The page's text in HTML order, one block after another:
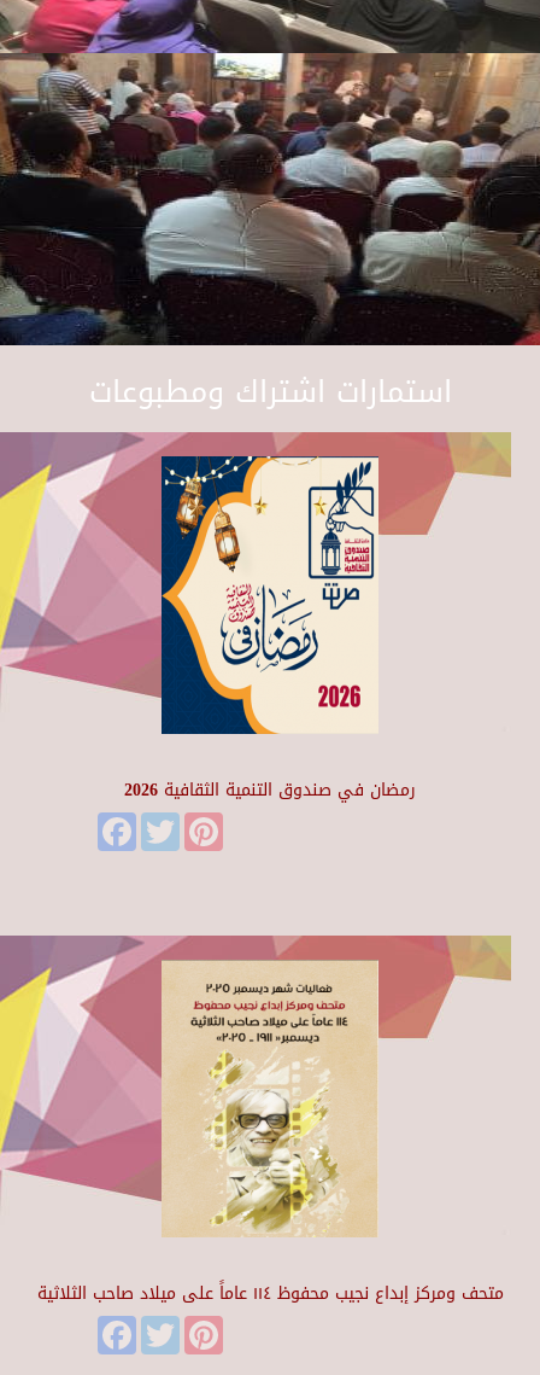
استمارات اشتراك ومطبوعات
رمضان في صندوق التنمية الثقافية 2026
FacebookTwitter
متحف ومركز إبداع نجيب محفوظ ١١٤ عاماً على ميلاد صاحب الثلاثية
FacebookTwitter